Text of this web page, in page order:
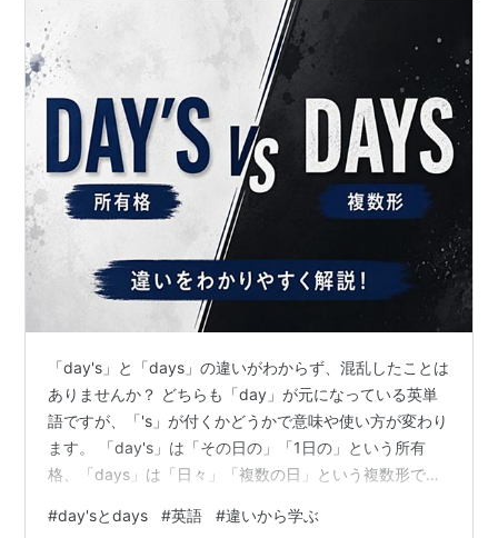
「day's」と「days」の違いがわからず、混乱したことは
ありませんか？ どちらも「day」が元になっている英単
語ですが、「's」が付くかどうかで意味や使い方が変わり
ます。 「day's」は「その日の」「1日の」という所有
格、「days」は「日々」「複数の日」という複数形で
くと英会話や英文ライティングがぐっと自然になりま
#day'sとdays #英語 #違いから学ぶ